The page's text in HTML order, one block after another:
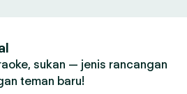
sukan — jenis rancangan
teman baru!